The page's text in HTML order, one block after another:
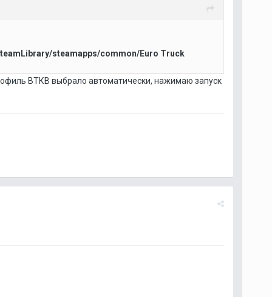
steamapps/common/Euro Truck
ВТКВ выбрало автоматически, нажимаю запуск